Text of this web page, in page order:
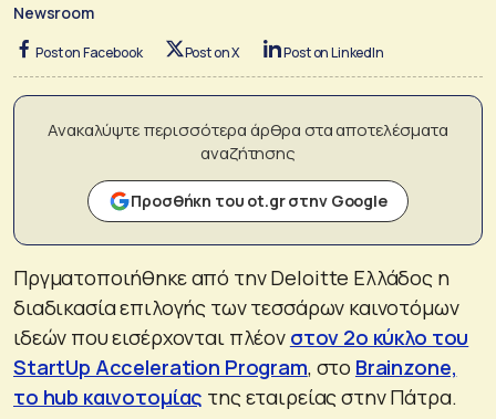
Newsroom
Post on Facebook Post on X Post on LinkedIn
Ανακαλύψτε περισσότερα άρθρα στα αποτελέσματα
αναζήτησης
Προσθήκη του ot.gr στην Google
Πργματοποιήθηκε από την Deloitte Ελλάδος η
διαδικασία επιλογής των τεσσάρων καινοτόμων
ιδεών που εισέρχονται πλέον στον 2ο κύκλο του
StartUp Acceleration Program, στο Βrainzone,
το hub καινοτομίας της εταιρείας στην Πάτρα.